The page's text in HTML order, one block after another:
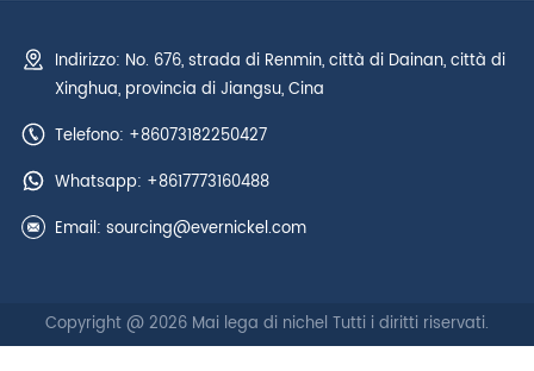
Indirizzo: No. 676, strada di Renmin, città di Dainan, città di
Xinghua, provincia di Jiangsu, Cina
Telefono: +86073182250427
Whatsapp: +8617773160488
Email: sourcing@evernickel.com
Copyright @ 2026 Mai lega di nichel Tutti i diritti riservati.